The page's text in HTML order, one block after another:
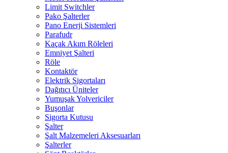
Limit Switchler
Pako Şalterler
Pano Enerji Sistemleri
Parafudr
Kaçak Akım Röleleri
Emniyet Şalteri
Röle
Kontaktör
Elektrik Sigortaları
Dağıtıcı Üniteler
Yumuşak Yolvericiler
Buşonlar
Sigorta Kutusu
Şalter
Şalt Malzemeleri Aksesuarları
Şalterler